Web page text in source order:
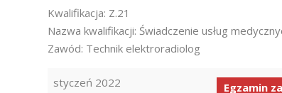
Kwalifikacja: Z.21
Nazwa kwalifikacji: Świadczenie usług
Zawód: Technik elektroradiolog
styczeń 2022 Egzamin